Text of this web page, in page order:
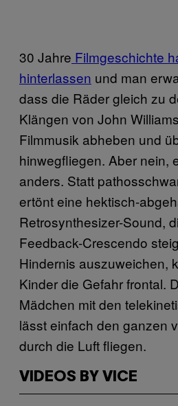
30 Jahre Filmgeschichte
hinterlassen und man
dass die Räder gleich zu
Klängen von John
Filmmusik abheben und
hinwegfliegen. Aber nein,
anders. Statt
ertönt eine hektisch-
Retrosynthesizer-Sound,
Feedback-Crescendo
Hindernis auszuweichen,
Kinder die Gefahr frontal.
Mädchen mit den
lässt einfach den ganzen
durch die Luft fliegen.
VIDEOS BY VICE